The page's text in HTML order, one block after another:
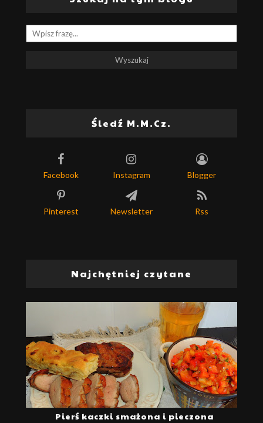
Śledź M.M.Cz.
Facebook Instagram Blogger
Pinterest Newsletter Rss
Najchętniej czytane
Pierś kaczki smażona i pieczona